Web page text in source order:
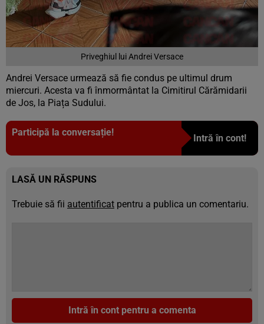
Priveghiul lui Andrei Versace
Andrei Versace urmează să fie condus pe ultimul drum
miercuri. Acesta va fi înmormântat la Cimitirul Cărămidarii
de Jos, la Piața Sudului.
Participă la conversație!
Intră în cont!
LASĂ UN RĂSPUNS
Trebuie să fii autentificat pentru a publica un comentariu.
Intră în cont pentru a comenta